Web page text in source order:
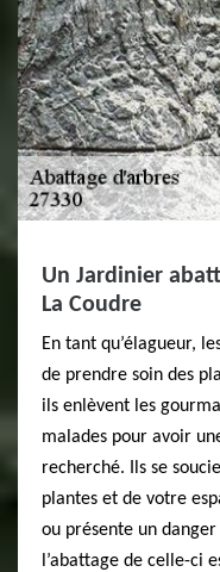
Un Jardinier
La Coudre
En tant qu’élagueur,
de prendre soin des
ils enlèvent les
malades pour avoir
recherché. Ils se
plantes et de votre
ou présente un
l’abattage de celle-ci